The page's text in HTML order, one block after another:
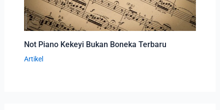
Not Piano Kekeyi Bukan Boneka Terbaru
Artikel